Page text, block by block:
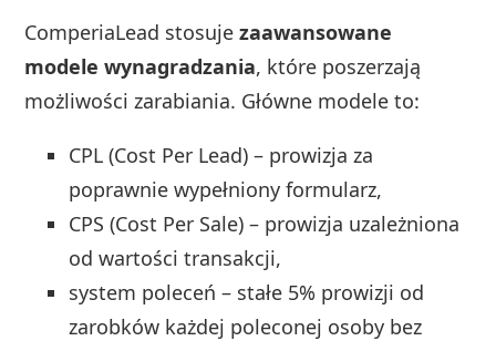
ComperiaLead stosujezaawansowane
modele wynagradzania, które poszerzają
możliwości zarabiania. Główne modele to:
CPL (Cost Per Lead) – prowizja za
poprawnie wypełniony formularz,
CPS (Cost Per Sale) – prowizja uzależniona
od wartości transakcji,
system poleceń – stałe 5% prowizji od
zarobków każdej poleconej osoby bez